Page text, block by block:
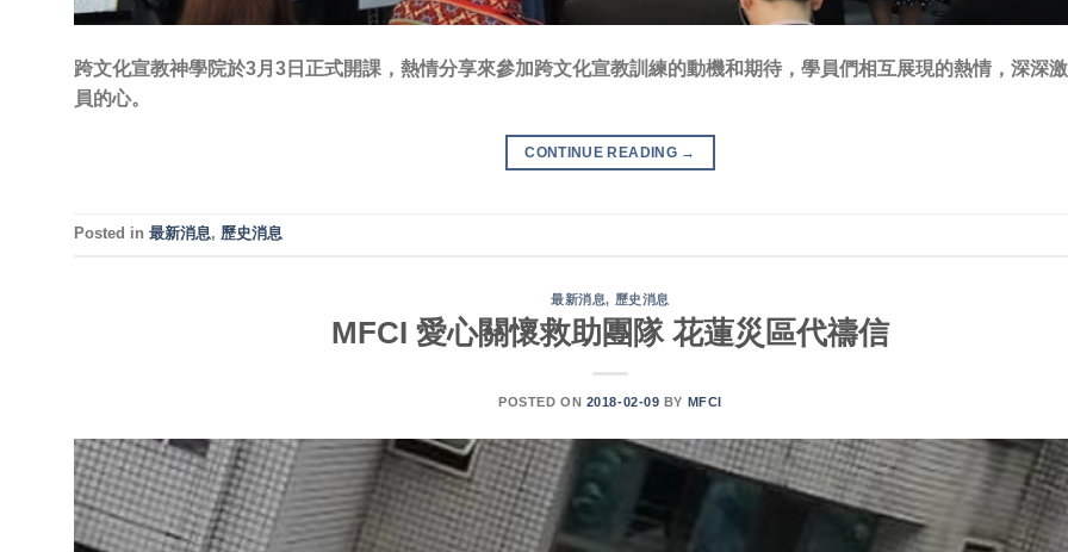
跨文化宣教神學院於3月3日正式開課，熱情分享來參加跨文化宣教訓練的動機和期待，學員們相互展現的熱情，深深
員的心。
CONTINUE READING →
Posted in 最新消息, 歷史消息
最新消息, 歷史消息
MFCI 愛心關懷救助團隊 花蓮災區代禱信
POSTED ON 2018-02-09 BY MFCI